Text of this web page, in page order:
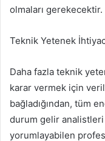
olmaları gerekecektir.
Teknik Yetenek
Daha fazla teknik
karar vermek için
bağladığından, tüm
durum gelir
yorumlayabilen